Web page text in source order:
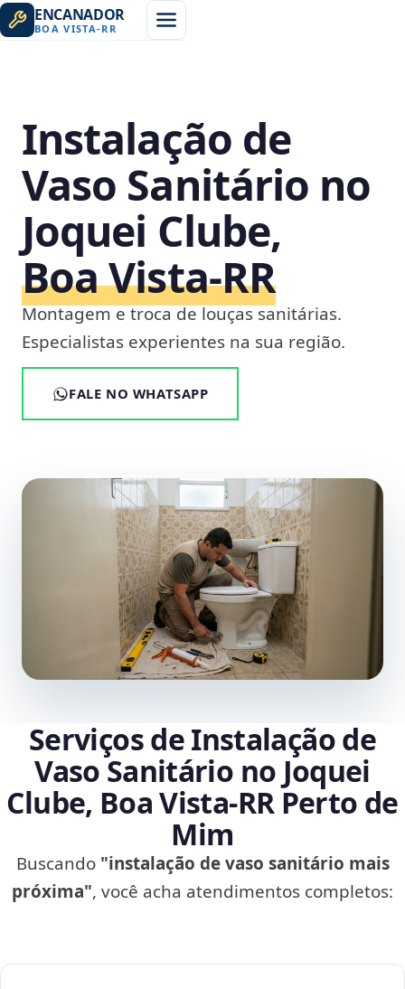
ENCANADOR
BOA VISTA-RR
Instalação de
Vaso Sanitário no
Joquei Clube,
Boa Vista‑RR
Montagem e troca de louças sanitárias.
Especialistas experientes na sua região.
FALE NO WHATSAPP
Serviços de Instalação de
Vaso Sanitário no Joquei
Clube, Boa Vista‑RR Perto de
Mim
Buscando "instalação de vaso sanitário mais
próxima", você acha atendimentos completos: